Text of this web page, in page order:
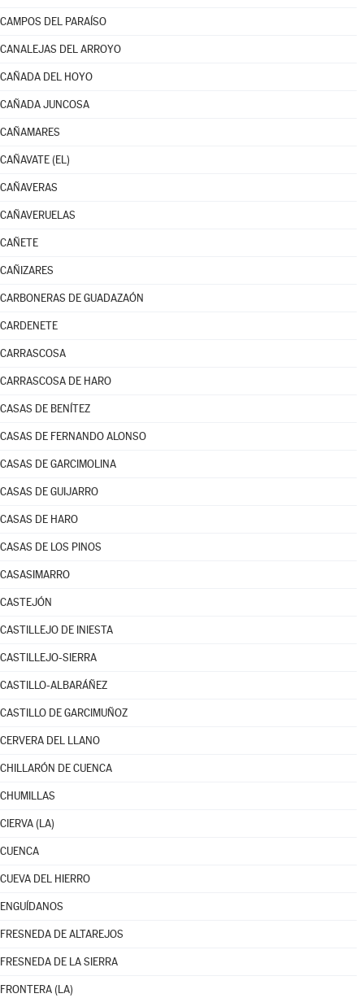
CAMPOS DEL PARAÍSO
CANALEJAS DEL ARROYO
CAÑADA DEL HOYO
CAÑADA JUNCOSA
CAÑAMARES
CAÑAVATE (EL)
CAÑAVERAS
CAÑAVERUELAS
CAÑETE
CAÑIZARES
CARBONERAS DE GUADAZAÓN
CARDENETE
CARRASCOSA
CARRASCOSA DE HARO
CASAS DE BENÍTEZ
CASAS DE FERNANDO ALONSO
CASAS DE GARCIMOLINA
CASAS DE GUIJARRO
CASAS DE HARO
CASAS DE LOS PINOS
CASASIMARRO
CASTEJÓN
CASTILLEJO DE INIESTA
CASTILLEJO-SIERRA
CASTILLO-ALBARÁÑEZ
CASTILLO DE GARCIMUÑOZ
CERVERA DEL LLANO
CHILLARÓN DE CUENCA
CHUMILLAS
CIERVA (LA)
CUENCA
CUEVA DEL HIERRO
ENGUÍDANOS
FRESNEDA DE ALTAREJOS
FRESNEDA DE LA SIERRA
FRONTERA (LA)